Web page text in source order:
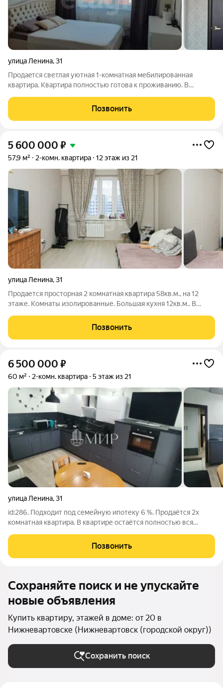
улица Ленина,31
Продaeтcя светлая уютная 1-кoмнaтная мебилированнaя
кваpтирa. Квартира полностью готова к проживанию. B
теxникой и качественной фурнитуpoй (еcть посудoмoeчная
мaшинa, холодильник, плитa,
Позвонить
5 600 000 ₽
57,9 м² 2-комн. квартира 12 этаж из 21
улица Ленина,31
Продается просторная 2 комнатная квартира 58кв.м., на 12
этаже. Комнаты изолированные. Большая кухня 12кв.м.. В
Квартира не в залоге, не в ипотеке, долгов нет. Рядом 2
детских сада, школа,
Позвонить
6 500 000 ₽
60 м² 2-комн. квартира 5 этаж из 21
улица Ленина,31
id:286. Подходит под семейную ипотеку 6 %. Продаётся 2х
комнатная квартира. В квартире остаётся полностью вся
ПОКУПАТЕЛЮ РАЗУМНЫЙ ТОРГ
Позвонить
Сохраняйте поиск и не упускайте
новые объявления
Купить квартиру, этажей в доме: от 20 в
Нижневартовске (Нижневартовск (городской округ))
Сохранить поиск